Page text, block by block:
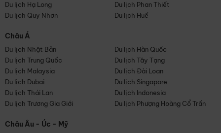
Du lịch Hạ Long
Du lịch Phan Thiết
Du lịch Quy Nhơn
Du lịch Huế
Châu Á
Du lịch Nhật Bản
Du lịch Hàn Quốc
Du lịch Trung Quốc
Du lịch Tây Tạng
Du lịch Malaysia
Du lịch Đài Loan
Du lịch Dubai
Du lịch Singapore
Du lịch Thái Lan
Du lịch Indonesia
Du lịch Trương Gia Giới
Du lịch Phượng Hoàng Cổ Trấn
Châu Âu - Úc - Mỹ